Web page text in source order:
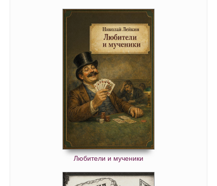
Любители и мученики